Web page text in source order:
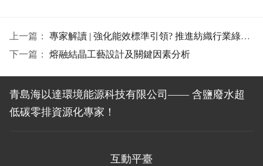
上一篇： 專家解讀 | 強化能效標準引領? 推進紡織行業綠色低碳發展
下一篇： 熔融結晶工藝設計及關鍵因素分析
青島海以達環境能源科技有限公司—— 含鹽廢水超
低碳零排資源化專家！
互動平臺